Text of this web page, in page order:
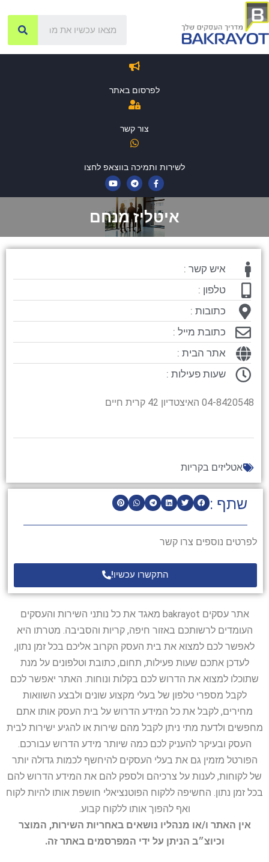
לפרסום באתר
צור קשר
לשירות ותמיכה בווצאפ לחצו
איטליז מנחם
שתף :
לפרטים נוספים צרו קשר
התקשרו עכשיו!
איש קשר :
טלפון :
כתובות :
כתובת מייל :
אתר הבית :
שעות פעילות :
04-8420548 האיצטדיון 42 קרית חיים
אטליזים בקריות
אתר עסקים bakrayot מאגד את כל נותני השירות והעסקים
העומדים לרשותכם באזור חיפה, קריות והסביבה. מטרתו היא
לאפשר לכם למצוא את בית העסק הקרוב אליכם בכל זמן נתון,
לעדכן אתכם שעות פעילות, תחום, כתובת וטלפונים על מנת
שתוכלו למצוא את הדרוש לכם בקלות ונוחות. האתר יאפשר לכם
לקבל מספרי טלפון של בעלי מקצוע שונים ולבצע השוואות
מחירים, לקבל את כל המידע הדרוש על בית העסק אותו אתם
מחפשים ולדעת מתי ניתן לקבל מהם שירות או להגיע ישירות לבית
העסק ובעיקר להעניק לכם כמה שיותר מידע הדרוש עבורכם.
הפורטל מזמין גם את בעלי העסקים להיחשף לכמות גדולה יותר
של לקוחות, לענות על צרכיהם ולספק להם את המידע הדרוש להם
בכל זמן נתון. החשיפה ללקוח הפוטנציאלי חושפת אותו להיות לקוח
ואף להפוך אותו ללקוח קבוע.
אין האתר ו/או מנהליו נושאים באחריות השירות, המוצר
וכיוצ״ב הניתן על ידי המפרסמים באתר זה.